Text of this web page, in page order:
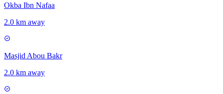
Okba Ibn Nafaa
2.0 km away
Masjid Abou Bakr
2.0 km away